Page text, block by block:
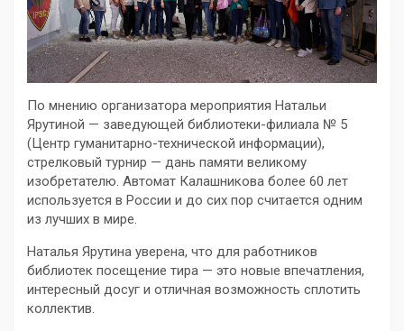
По мнению организатора мероприятия Натальи
Ярутиной — заведующей библиотеки-филиала № 5
(Центр гуманитарно-технической информации),
стрелковый турнир — дань памяти великому
изобретателю. Автомат Калашникова более 60 лет
используется в России и до сих пор считается одним
из лучших в мире.
Наталья Ярутина уверена, что для работников
библиотек посещение тира — это новые впечатления,
интересный досуг и отличная возможность сплотить
коллектив.